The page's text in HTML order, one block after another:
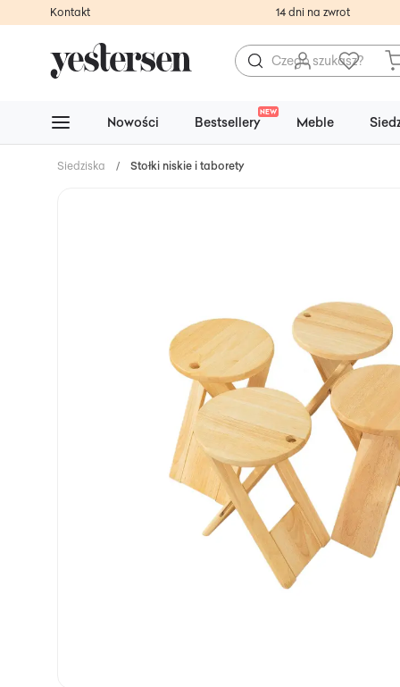
Kontakt 14 dni na zwrot
Nowości Bestsellery
NEW
Meble
Siedziska / Stołki niskie i taborety